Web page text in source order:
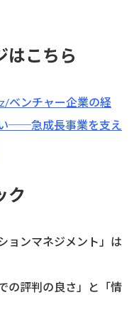
はこちら
ベンチャー企業の経
──急成長事業を支え
ク
ョンマネジメント」は
の評判の良さ」と「情